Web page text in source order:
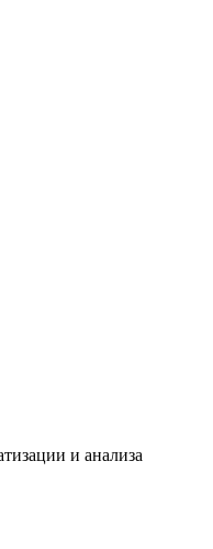
и анализа